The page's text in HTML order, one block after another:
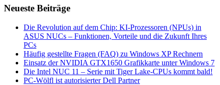
Neueste Beiträge
Die Revolution auf dem Chip: KI-Prozessoren (NPUs) in
ASUS NUCs – Funktionen, Vorteile und die Zukunft Ihres
PCs
Häufig gestellte Fragen (FAQ) zu Windows XP Rechnern
Einsatz der NVIDIA GTX1650 Grafikkarte unter Windows 7
Die Intel NUC 11 – Serie mit Tiger Lake-CPUs kommt bald!
PC-Wölfl ist autorisierter Dell Partner